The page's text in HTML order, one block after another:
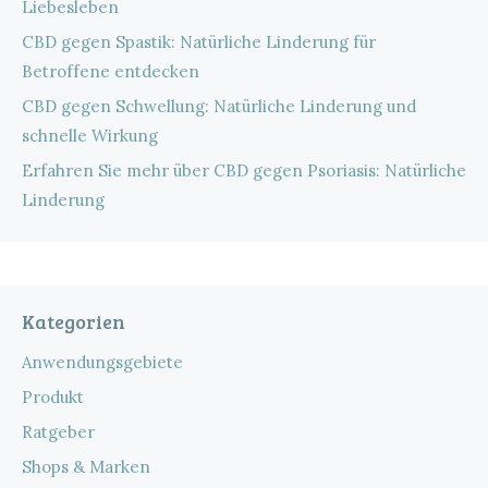
Liebesleben
CBD gegen Spastik: Natürliche Linderung für
Betroffene entdecken
CBD gegen Schwellung: Natürliche Linderung und
schnelle Wirkung
Erfahren Sie mehr über CBD gegen Psoriasis: Natürliche
Linderung
Kategorien
Anwendungsgebiete
Produkt
Ratgeber
Shops & Marken